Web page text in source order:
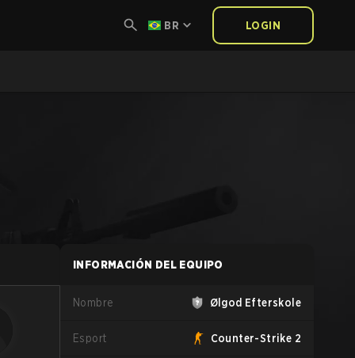
BR LOGIN
INFORMACIÓN DEL EQUIPO
Nombre Ølgod Efterskole
Esport Counter-Strike 2